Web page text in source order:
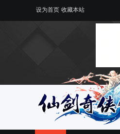
设为首页 收藏本站